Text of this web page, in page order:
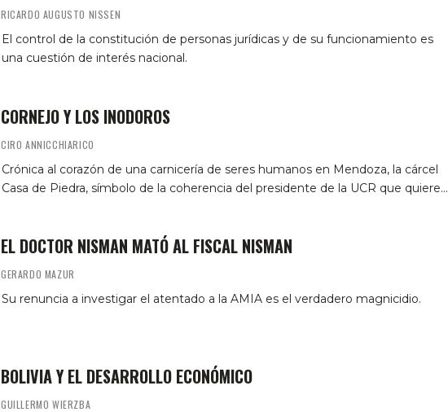
RICARDO AUGUSTO NISSEN
El control de la constitución de personas jurídicas y de su funcionamiento es
una cuestión de interés nacional.
CORNEJO Y LOS INODOROS
CIRO ANNICCHIARICO
Crónica al corazón de una carnicería de seres humanos en Mendoza, la cárcel
Casa de Piedra, símbolo de la coherencia del presidente de la UCR que quiere…
EL DOCTOR NISMAN MATÓ AL FISCAL NISMAN
GERARDO MAZUR
Su renuncia a investigar el atentado a la AMIA es el verdadero magnicidio.
BOLIVIA Y EL DESARROLLO ECONÓMICO
GUILLERMO WIERZBA